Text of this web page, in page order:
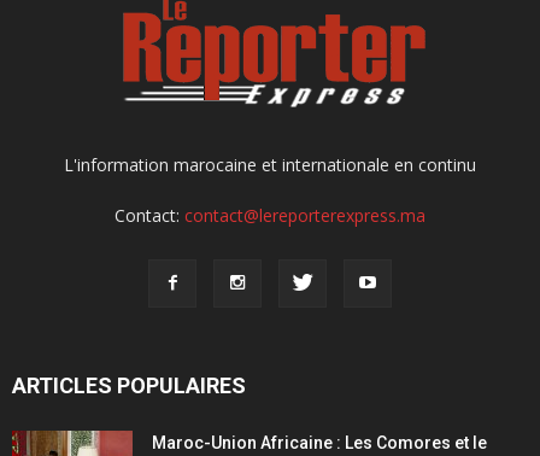
L'information marocaine et internationale en continu
Contact: contact@lereporterexpress.ma
ARTICLES POPULAIRES
Maroc-Union Africaine : Les Comores et le